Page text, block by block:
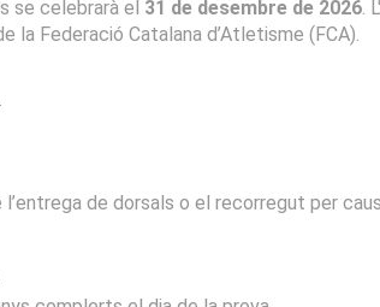
se celebrarà el 31 de desembre de 2026
Federació Catalana d’Atletisme (FCA).
de dorsals o el recorregut per